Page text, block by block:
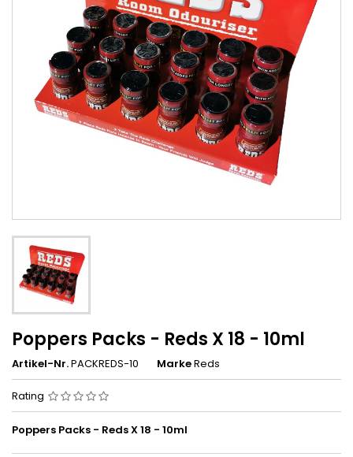
Poppers Packs - Reds X 18 - 10ml
Artikel-Nr.PACKREDS-10 MarkeReds
Rating
Poppers Packs - Reds X 18 - 10ml